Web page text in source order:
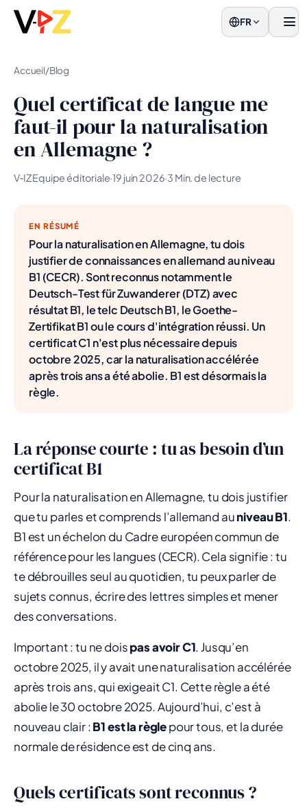
FR
Accueil/Blog
Quel certificat de langue me
faut-il pour la naturalisation
en Allemagne ?
V‑IZ Equipe éditoriale·19 juin 2026·3 Min. de lecture
EN RÉSUMÉ
Pour la naturalisation en Allemagne, tu dois
justifier de connaissances en allemand au niveau
B1 (CECR). Sont reconnus notamment le
Deutsch-Test für Zuwanderer (DTZ) avec
résultat B1, le telc Deutsch B1, le Goethe-
Zertifikat B1 ou le cours d'intégration réussi. Un
certificat C1 n'est plus nécessaire depuis
octobre 2025, car la naturalisation accélérée
après trois ans a été abolie. B1 est désormais la
règle.
La réponse courte : tu as besoin d’un
certificat B1
Pour la naturalisation en Allemagne, tu dois justifier
que tu parles et comprends l’allemand auniveau B1.
B1 est un échelon du Cadre européen commun de
référence pour les langues (CECR). Cela signifie : tu
te débrouilles seul au quotidien, tu peux parler de
sujets connus, écrire des lettres simples et mener
des conversations.
Important : tu ne doispas avoir C1. Jusqu’en
octobre 2025, il y avait une naturalisation accélérée
après trois ans, qui exigeait C1. Cette règle a été
abolie le 30 octobre 2025. Aujourd’hui, c’est à
nouveau clair : B1 est la règlepour tous, et la durée
normale de résidence est de cinq ans.
Quels certificats sont reconnus ?